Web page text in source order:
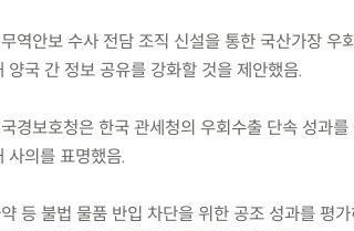
역안보 수사 전담 조직 신설을 통한 국산가장 우
양국 간 정보 공유를 강화할 것을 제안했음.
경보호청은 한국 관세청의 우회수출 단속 성과
사의를 표명했음.
등 불법 물품 반입 차단을 위한 공조 성과를 평